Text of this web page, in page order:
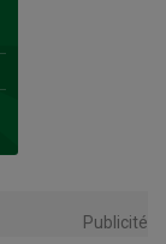
Publicité